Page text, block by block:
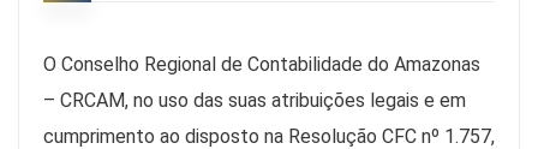
O Conselho Regional de Contabilidade do Amazonas
– CRCAM, no uso das suas atribuições legais e em
cumprimento ao disposto na Resolução CFC nº 1.757,